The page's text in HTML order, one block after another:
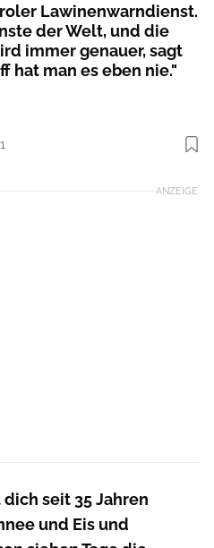
Lawinenwarndienst.
der Welt, und die
immer genauer, sagt
hat man es eben nie."
Foto: Lawinenwarndienst Tirol
ANZEIGE
dich seit 35 Jahren
und Eis und